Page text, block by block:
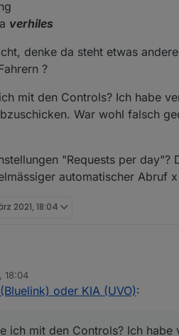
verhiles
denke da steht etwas
?
mit den Controls? Ich habe
War wohl falsch
"Requests per day"?
automatischer Abruf
2021, 18:04
auch den Kia im ioBroker habe.
Fragen:
- _Vorschlag: "vehicle charging"
18:04
oder KIA (UVO):
ich mit den Controls? Ich